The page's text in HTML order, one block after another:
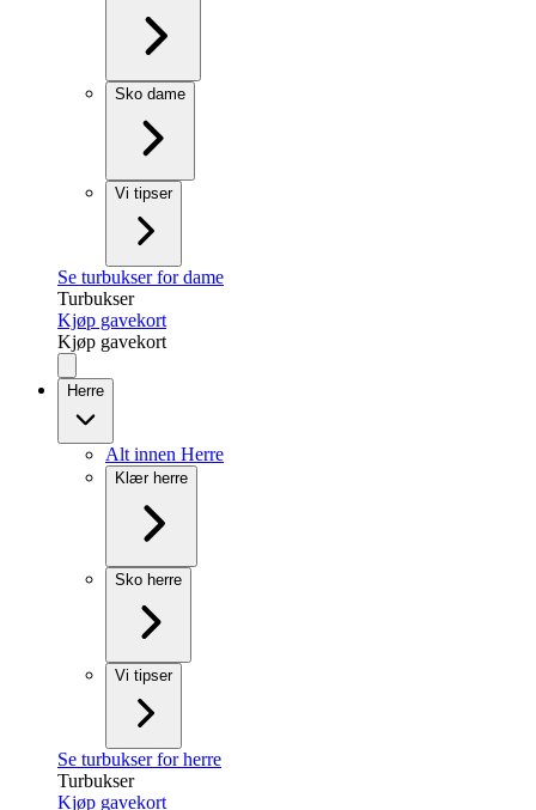
Sko dame
Vi tipser
Se turbukser for dame
Turbukser
Kjøp gavekort
Kjøp gavekort
Herre
Alt innen Herre
Klær herre
Sko herre
Vi tipser
Se turbukser for herre
Turbukser
Kjøp gavekort